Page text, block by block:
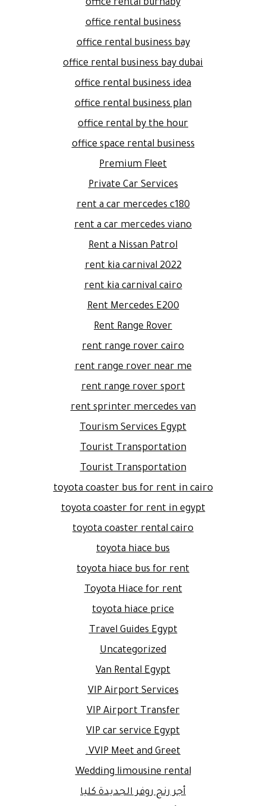
office rental burnaby
office rental business
office rental business bay
office rental business bay dubai
office rental business idea
office rental business plan
office rental by the hour
office space rental business
Premium Fleet
Private Car Services
rent a car mercedes c180
rent a car mercedes viano
Rent a Nissan Patrol
rent kia carnival 2022
rent kia carnival cairo
Rent Mercedes E200
Rent Range Rover
rent range rover cairo
rent range rover near me
rent range rover sport
rent sprinter mercedes van
Tourism Services Egypt
Tourist Transportation
Tourist Transportation
toyota coaster bus for rent in cairo
toyota coaster for rent in egypt
toyota coaster rental cairo
toyota hiace bus
toyota hiace bus for rent
Toyota Hiace for rent
toyota hiace price
Travel Guides Egypt
Uncategorized
Van Rental Egypt
VIP Airport Services
VIP Airport Transfer
VIP car service Egypt
VVIP Meet and Greet.
Wedding limousine rental
أجر رنج روفر الجديدة كليا